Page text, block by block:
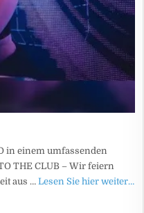
in einem umfassenden
THE CLUB – Wir feiern
aus … Lesen Sie hier weiter…